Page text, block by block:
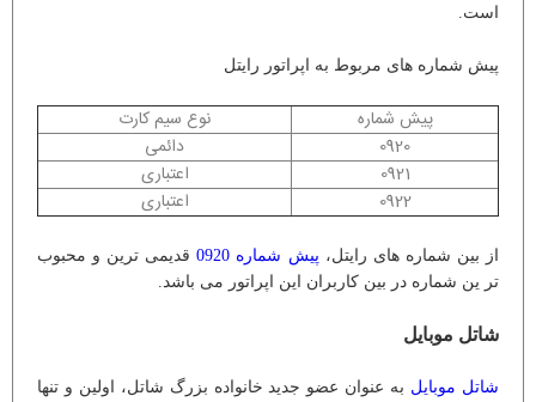
است.
پیش شماره های مربوط به اپراتور رایتل
پیش شماره
نوع سیم کارت
0920
دائمی
0921
اعتباری
0922
اعتباری
از بین شماره های رایتل، پیش شماره 0920
قدیمی ترین و محبوب
تر ین شماره در بین کاربران این اپراتور می باشد.
شاتل موبایل
شاتل موبایل به عنوان عضو جدید خانواده بزرگ شاتل، اولین و تنها